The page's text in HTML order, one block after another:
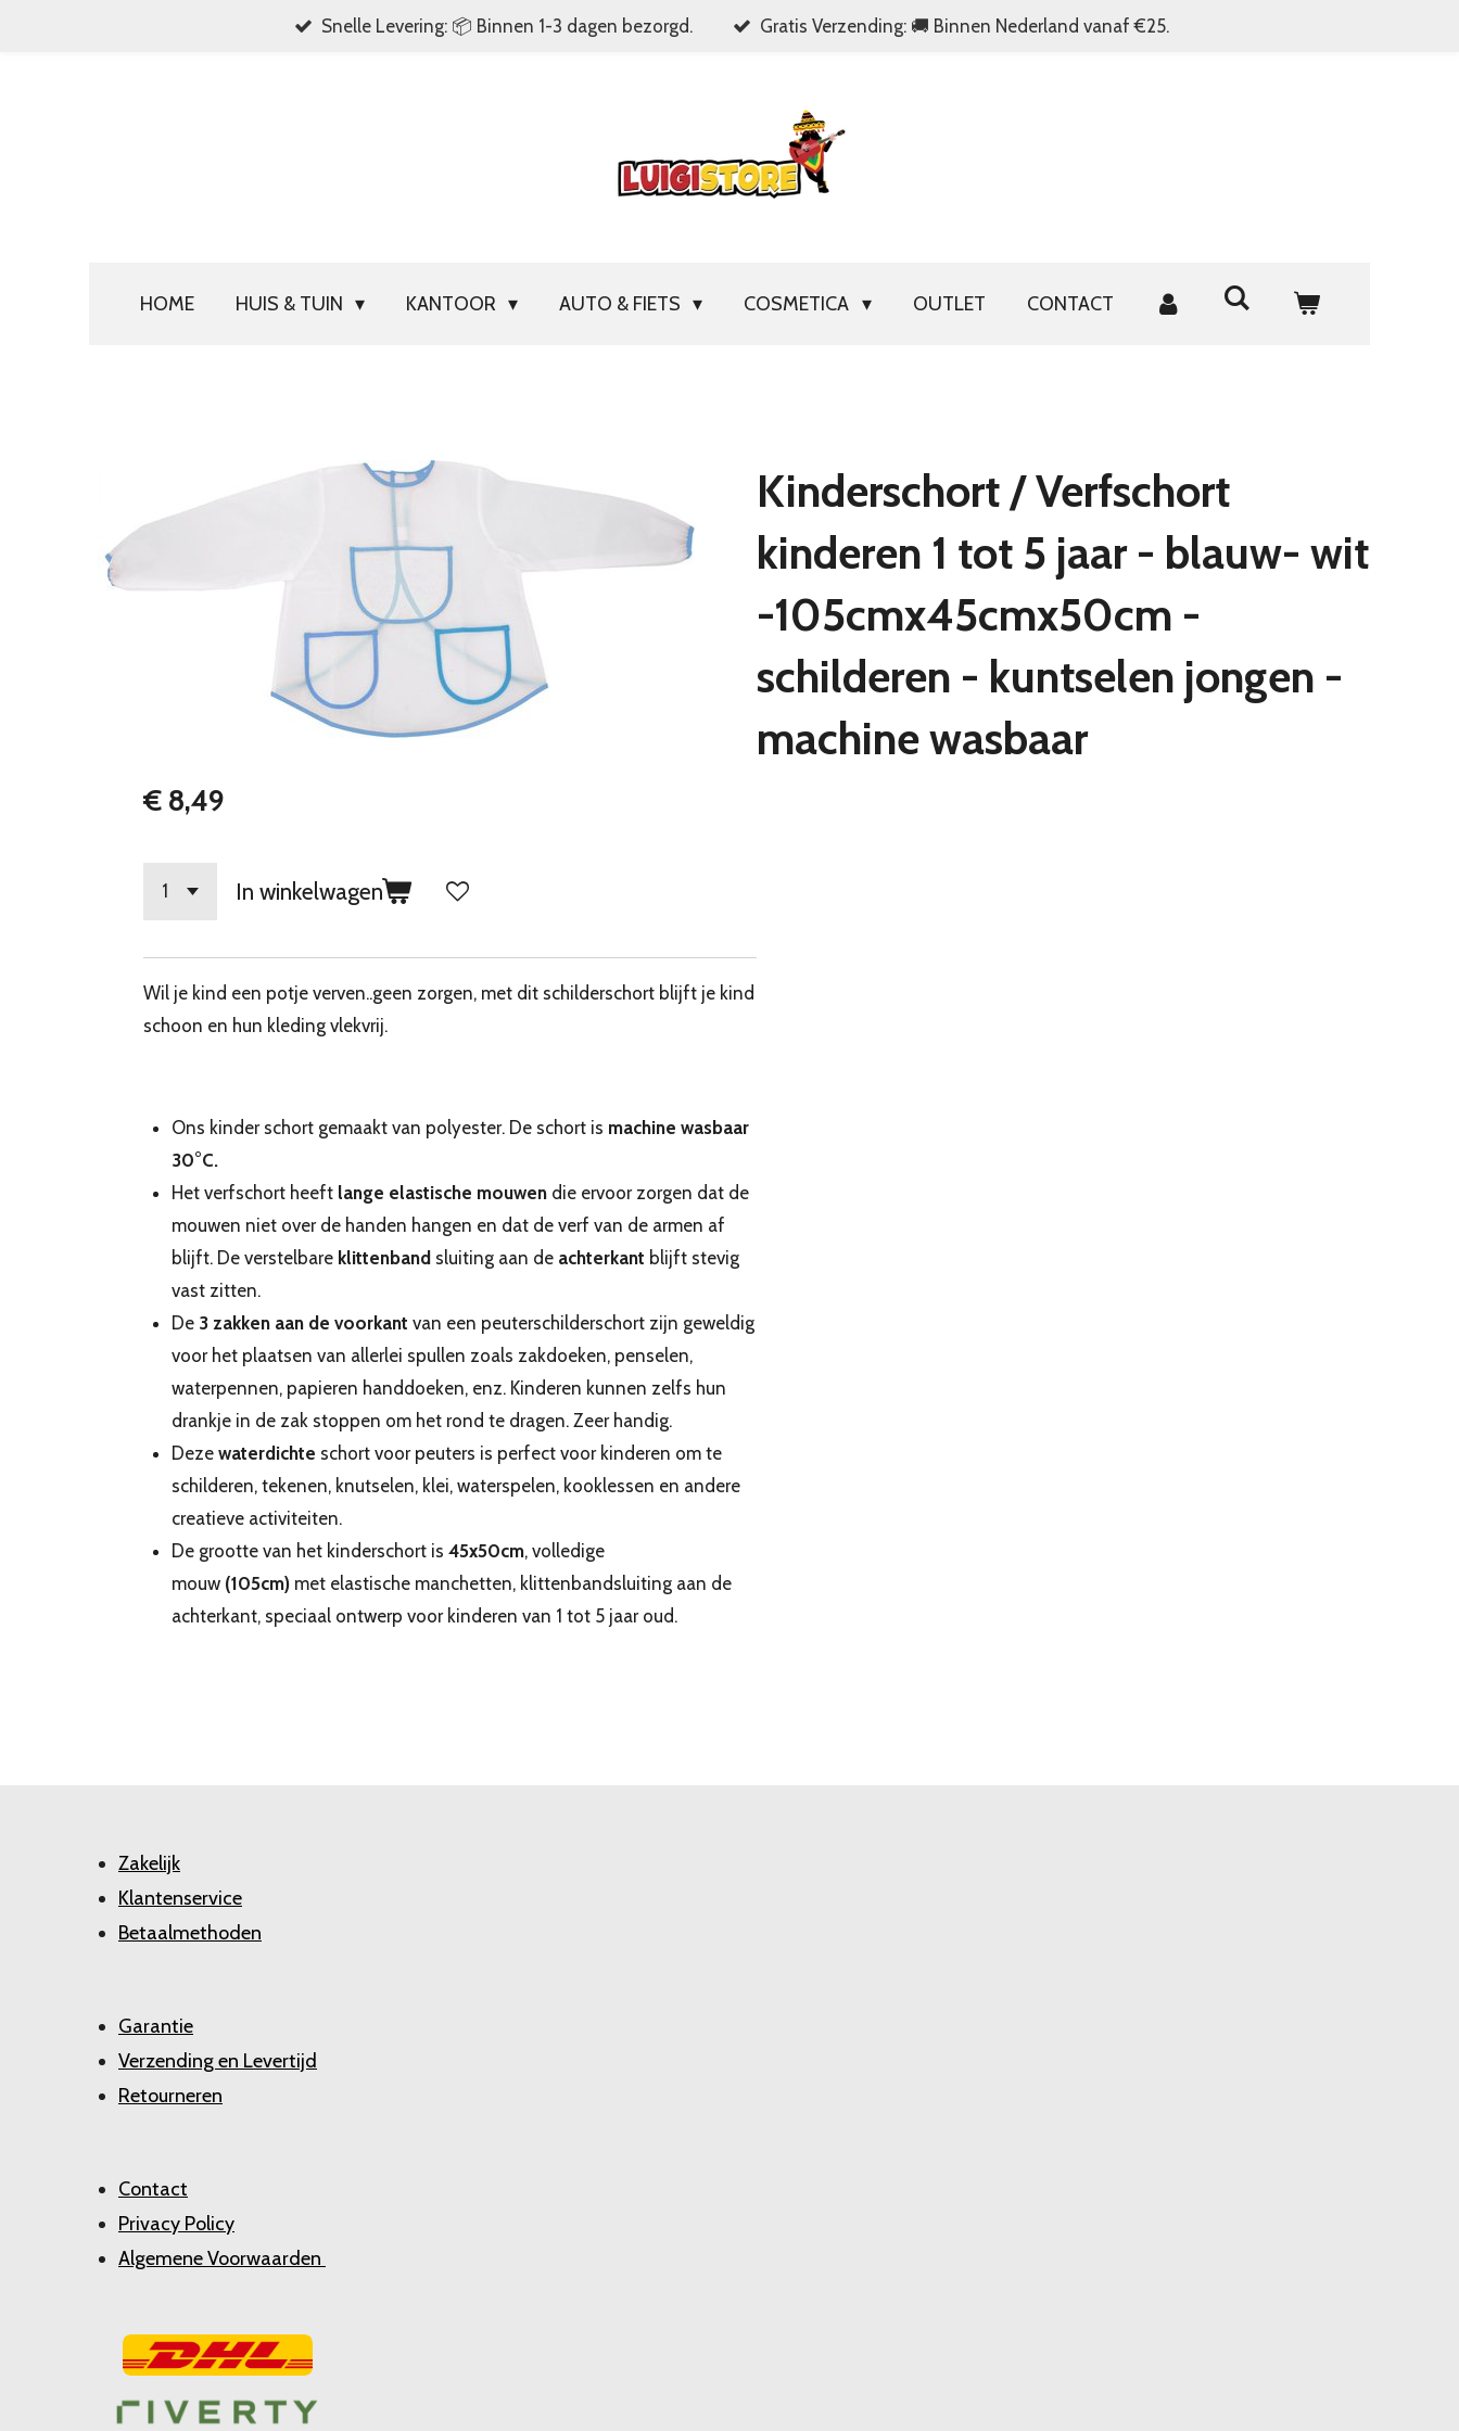
Snelle Levering: 📦 Binnen 1-3 dagen bezorgd. Gratis Verzending: 🚚 Binnen Nederland vanaf €25.
HOME HUIS & TUIN KANTOOR AUTO & FIETS COSMETICA OUTLET CONTACT
Kinderschort / Verfschort
kinderen 1 tot 5 jaar - blauw- wit
-105cmx45cmx50cm -
schilderen - kuntselen jongen -
machine wasbaar
€ 8,49
In winkelwagen
Wil je kind een potje verven..geen zorgen, met dit schilderschort blijft je kind
schoon en hun kleding vlekvrij.
Ons kinder schort gemaakt van polyester. De schort is machine wasbaar
30°C.
Het verfschort heeft lange elastische mouwen die ervoor zorgen dat de
mouwen niet over de handen hangen en dat de verf van de armen af ​​
blijft. De verstelbare klittenband sluiting aan de achterkant blijft stevig
vast zitten.
De 3 zakken aan de voorkant van een peuterschilderschort zijn geweldig
voor het plaatsen van allerlei spullen zoals zakdoeken, penselen,
waterpennen, papieren handdoeken, enz. Kinderen kunnen zelfs hun
drankje in de zak stoppen om het rond te dragen. Zeer handig.
Deze waterdichte schort voor peuters is perfect voor kinderen om te
schilderen, tekenen, knutselen, klei, waterspelen, kooklessen en andere
creatieve activiteiten.
De grootte van het kinderschort is 45x50cm, volledige
mouw (105cm) met elastische manchetten, klittenbandsluiting aan de
achterkant, speciaal ontwerp voor kinderen van 1 tot 5 jaar oud.
Zakelijk
Klantenservice
Betaalmethoden
Garantie
Verzending en Levertijd
Retourneren
Contact
Privacy Policy
Algemene Voorwaarden